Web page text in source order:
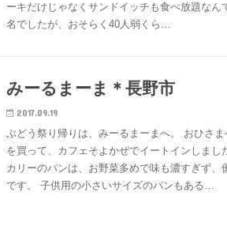
ーキだけじゃなくサンドイッチも食べ放題なん
名でしたが、おそらく40人弱くら…
みーるまーま＊長野市
2017.09.19
ぶどう祭り帰りは、みーるまーまへ。 おひさ
を買って、カフェそよかぜでイートインしまし
カリーのパンは、お野菜多めで味も濃すぎず、
です。 子供用の小さいサイズのパンもある…